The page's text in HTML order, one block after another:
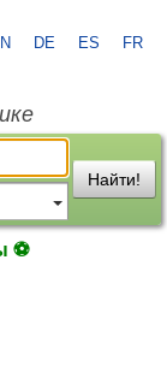
DE ES FR
Найти!
⚽